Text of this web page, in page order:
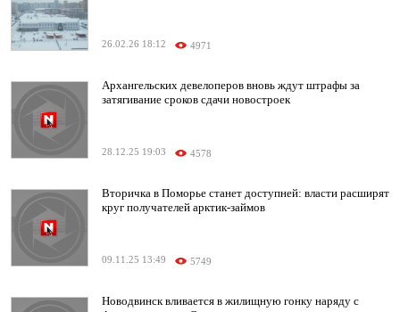
26.02.26 18:12 4971
Архангельских девелоперов вновь ждут штрафы за
затягивание сроков сдачи новостроек
28.12.25 19:03 4578
Вторичка в Поморье станет доступней: власти расширят
круг получателей арктик-займов
09.11.25 13:49 5749
Новодвинск вливается в жилищную гонку наряду с